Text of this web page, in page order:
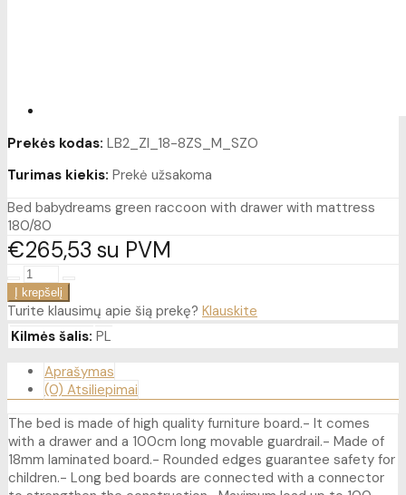
Prekės kodas: LB2_ZI_18-8ZS_M_SZO
Turimas kiekis: Prekė užsakoma
Bed babydreams green raccoon with drawer with mattress
180/80
€26553 su PVM
Turite klausimų apie šią prekę? Klauskite
Kilmės šalis: PL
Aprašymas
(0) Atsiliepimai
The bed is made of high quality furniture board.- It comes
with a drawer and a 100cm long movable guardrail.- Made of
18mm laminated board.- Rounded edges guarantee safety for
children.- Long bed boards are connected with a connector